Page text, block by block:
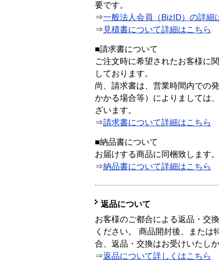
要です。
⇒一般法人会員（BizID）の詳細
⇒ 見積書について詳細はこちら
■請求書について
ご注文時に希望されたお客様に
しております。
尚、請求書は、営業時間内での
かかる場合等）によりましては
ざいます。
⇒請求書について詳細はこちら
■納品書について
お届けする商品に同梱致します。
⇒納品書について詳細はこちら
返品について
お客様のご都合による返品・交
ください。 商品開封後、または
合、返品・交換はお受けいたし
⇒返品について詳しくはこちら